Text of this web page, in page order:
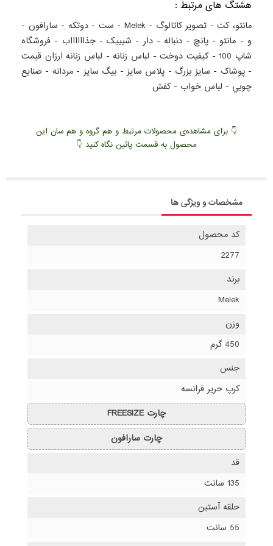
هشتگ های مرتبط :
مانتو، کت- تصویر کاتالوگ -
Melek
- ست -دوتکه - سارافون -
و - مانتو -پانچ - دنباله-دار - شیییک-جذااااااب - فروشگاه
شاپ 100
-کيفيت دوخت- لباس زنانه- لباس زنانه ارزان قيمت
-پوشاک - سايز بزرگ - پلاس سايز- بيگ سايز -مردانه - صنايع
چوبي - لباس خواب -کفش
👇 برای مشاهده‌ی محصولات مرتبط و هم گروه و هم سان این
محصول به قسمت پائین نگاه کنید 👇
مشخصات و ویژگی ها
کد محصول
2277
برند
Melek
وزن
450 گرم
جنس
کرپ حریر فرانسه
چارت FREESIZE
چارت سارافون
قد
135 سانت
حلقه آستین
55 سانت